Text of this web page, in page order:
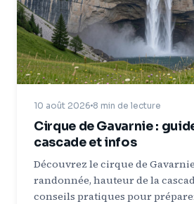
10 août 2026 8 min de lecture
Cirque de Gavarnie :
cascade et infos
Découvrez le cirque de
randonnée, hauteur de la
conseils pratiques pour